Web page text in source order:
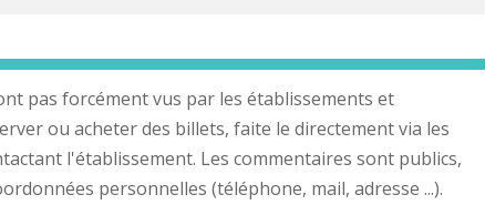
pas forcément vus par les établissements et
ou acheter des billets, faite le directement via les
l'établissement. Les commentaires sont publics,
personnelles (téléphone, mail, adresse ...).